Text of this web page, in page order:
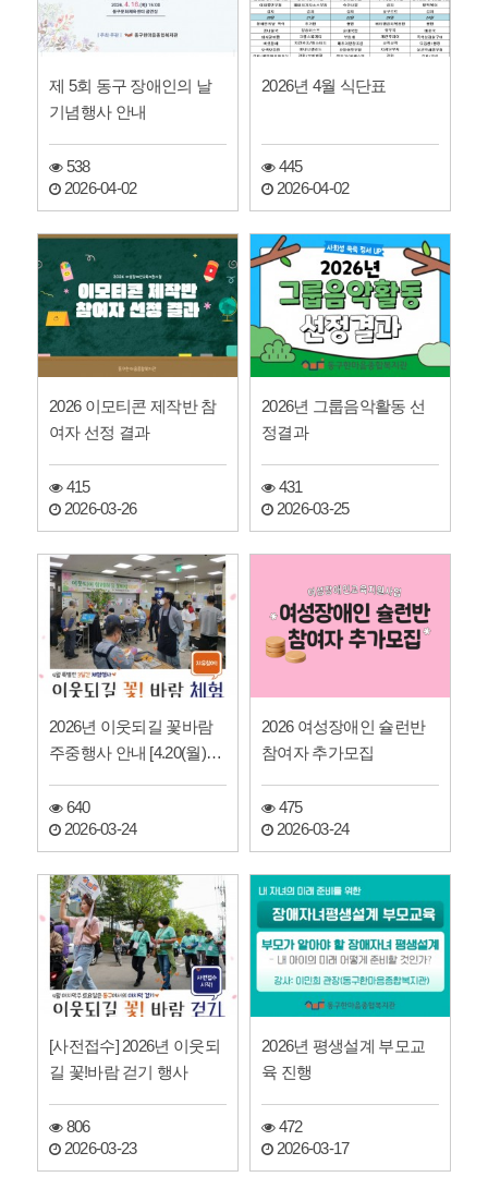
제 5회 동구 장애인의 날
기념행사 안내
538
2026-04-02
2026년 4월 식단표
445
2026-04-02
2026 이모티콘 제작반 참
여자 선정 결과
415
2026-03-26
2026년 그룹음악활동 선
정결과
431
2026-03-25
2026년 이웃되길 꽃바람
주중행사 안내 [4.20(월)~2
640
2026-03-24
2026 여성장애인 슐런반
참여자 추가모집
475
2026-03-24
[사전접수] 2026년 이웃되
길 꽃!바람 걷기 행사
806
2026-03-23
2026년 평생설계 부모교
육 진행
472
2026-03-17